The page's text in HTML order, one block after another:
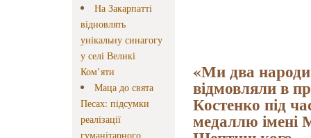
На Закарпатті
відновлять
унікальну синагогу
у селі Великі
Ком’яти
Маца до свята
Песах: підсумки
реалізації
гуманітарного
«Ми два
відмовляли в
Костенко під
медаллю імені